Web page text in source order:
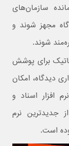
سازمان‌های
مجهز شوند و
شوند.
برای پوشش
دیدگاه، امکان
افزار اسناد و
جدیدترین نرم
است.